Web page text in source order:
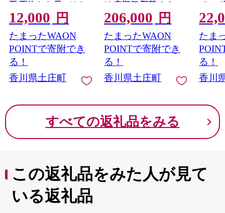
夏 夏休み お昼ごはん
ランチ 夕飯 乾麺 さっ
ぱり あっさり 小豆島
素麺 昔ながらの製法
12,000 円
たまったWAON
POINTで寄附でき
る！
香川県土庄町
け 定期便 野菜 やさい
旬 新鮮 詰め合わせ 香
川 香川県 土庄 土庄町
206,000 円
たまったWAON
POINTで寄附でき
る！
香川県土庄町
イル
調味
ティー
り物
たま
る！
香川
すべての返礼品をみる
この返礼品をみた人が見て
いる返礼品